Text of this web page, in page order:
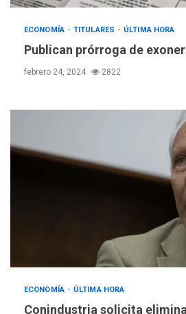
ECONOMÍA TITULARES ÚLTIMA HORA
Publican prórroga de
febrero 24, 2024 2822
ECONOMÍA ÚLTIMA HORA
Conindustria solicita